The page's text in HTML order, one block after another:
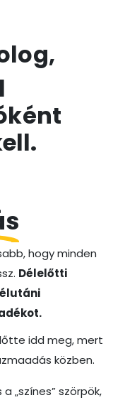
hogy minden
Délelőtti
idd meg, mert
közben.
„színes” szörpök,